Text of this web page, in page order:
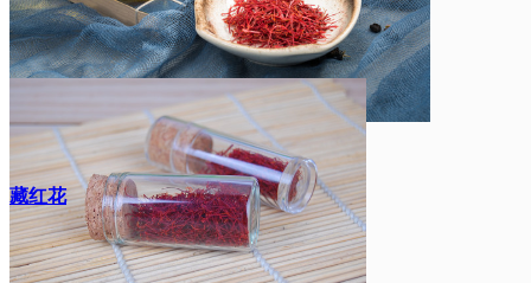
藏红花